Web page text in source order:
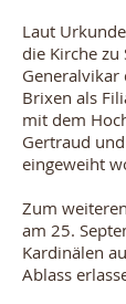
Laut
die Kirche
Generalvikar
Brixen als
mit dem
Gertraud
eingeweiht
Zum
am 25.
Kardinälen
Ablass